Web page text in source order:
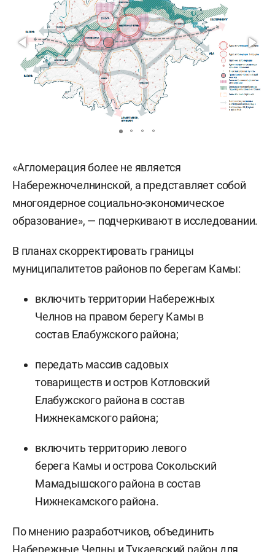
«Агломерация более не является
Набережночелнинской, а представляет собой
многоядерное социально-экономическое
образование», — подчеркивают в исследовании.
В планах скорректировать границы
муниципалитетов районов по берегам Камы:
включить территории Набережных
Челнов на правом берегу Камы в
состав Елабужского района;
передать массив садовых
товариществ и остров Котловский
Елабужского района в состав
Нижнекамского района;
включить территорию левого
берега Камы и острова Сокольский
Мамадышского района в состав
Нижнекамского района.
По мнению разработчиков, объединить